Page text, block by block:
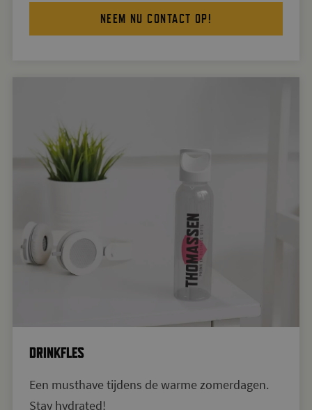
NEEM NU CONTACT OP!
DRINKFLES
Een musthave tijdens de warme zomerdagen.
Stay hydrated!